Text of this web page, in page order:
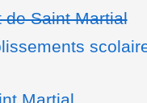
de Saint Martial